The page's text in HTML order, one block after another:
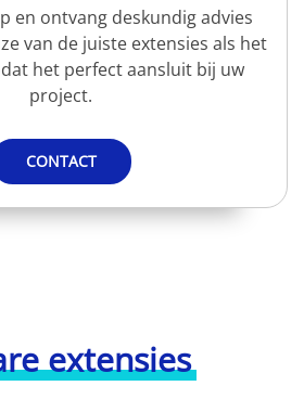
en ontvang deskundig advies
van de juiste extensies als het
het perfect aansluit bij uw
project.
CONTACT
extensies